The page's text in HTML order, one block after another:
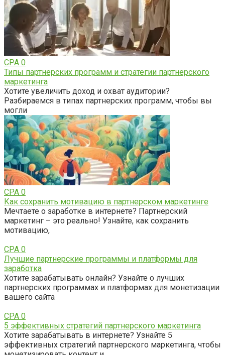
CPA 0
Типы партнерских программ и стратегии партнерского
маркетинга
Хотите увеличить доход и охват аудитории?
Разбираемся в типах партнерских программ, чтобы вы
могли
CPA 0
Как сохранить мотивацию в партнерском маркетинге
Мечтаете о заработке в интернете? Партнерский
маркетинг – это реально! Узнайте, как сохранить
мотивацию,
CPA 0
Лучшие партнерские программы и платформы для
заработка
Хотите зарабатывать онлайн? Узнайте о лучших
партнерских программах и платформах для монетизации
вашего сайта
CPA 0
5 эффективных стратегий партнерского маркетинга
Хотите зарабатывать в интернете? Узнайте 5
эффективных стратегий партнерского маркетинга, чтобы